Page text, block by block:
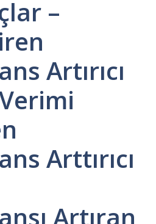
–
Artırıcı
Arttırıcı
Artıran